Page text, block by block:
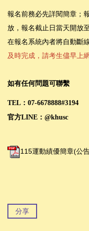
報名前務必先詳閱簡章；
放，報名截止日當天開放
在報名系統內者將自動斷
及時完成，請考生儘早上
如有任何問題可聯繫
TEL：07-6678888#3194
官方LINE：@khusc
115運動績優簡章(公
分享